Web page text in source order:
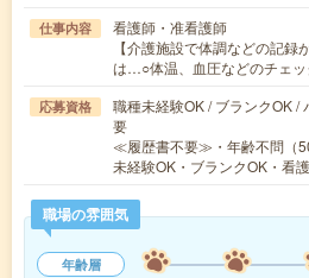
仕事内容
看護師・准看護師
【介護施設で体調などの記
は…○体温、血圧などのチェ
応募資格
職種未経験OK / ブランクOK /
要
≪履歴書不要≫・年齢不問（
未経験OK・ブランクOK・看
職場の雰囲気
年齢層